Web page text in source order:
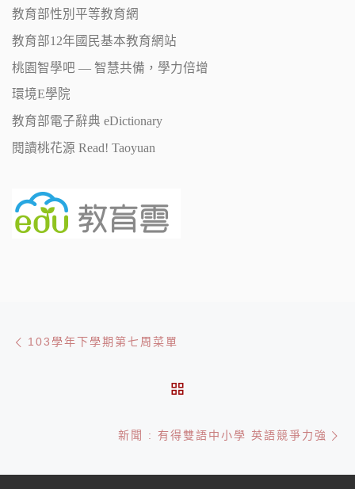
教育部性別平等教育網
教育部12年國民基本教育網站
桃園智學吧 — 智慧共備，學力倍增
環境E學院
教育部電子辭典 eDictionary
閱讀桃花源 Read! Taoyuan
103學年下學期第七周菜單
新聞 : 有得雙語中小學 英語競爭力強